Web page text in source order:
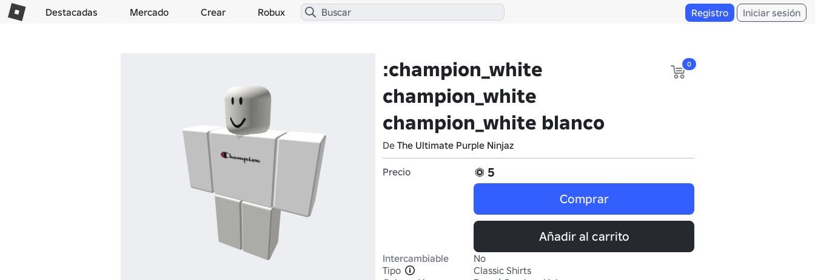
Destacadas Mercado Crear Robux Registro Iniciar sesión
:champion_white
champion_white
champion_white blanco
De The Ultimate Purple Ninjaz
0
Precio
5
Comprar
Añadir al carrito
Intercambiable
No
Tipo
Classic Shirts